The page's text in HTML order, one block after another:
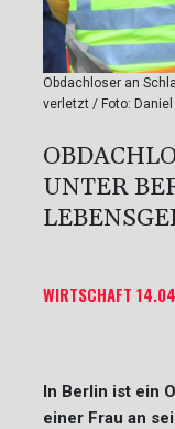
Obdachloser an
verletzt / Foto: Daniel
UNTER
WIRTSCHAFT
In Berlin ist ein
einer Frau an